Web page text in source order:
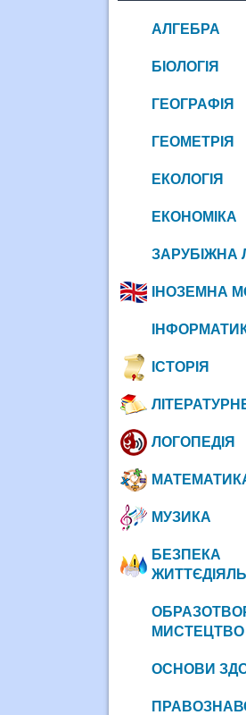
АЛГЕБРА
БІОЛОГІЯ
ГЕОГРАФІЯ
ГЕОМЕТРІЯ
ЕКОЛОГІЯ
ЕКОНОМІКА
ЗАРУБІЖНА
ІНОЗЕМНА
ІСТОРІЯ
ЛОГОПЕДІЯ
МУЗИКА
БЕЗПЕКА
МИСТЕЦТВО
ОСНОВИ